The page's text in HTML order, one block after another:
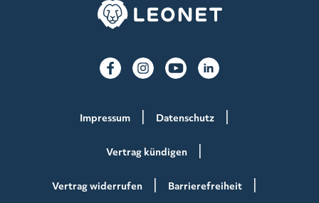
Impressum Datenschutz
Vertrag kündigen
Vertrag widerrufen Barrierefreiheit